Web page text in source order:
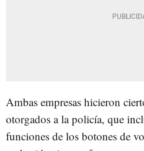
Ambas empresas hicieron
otorgados a la policía, que
funciones de los botones de